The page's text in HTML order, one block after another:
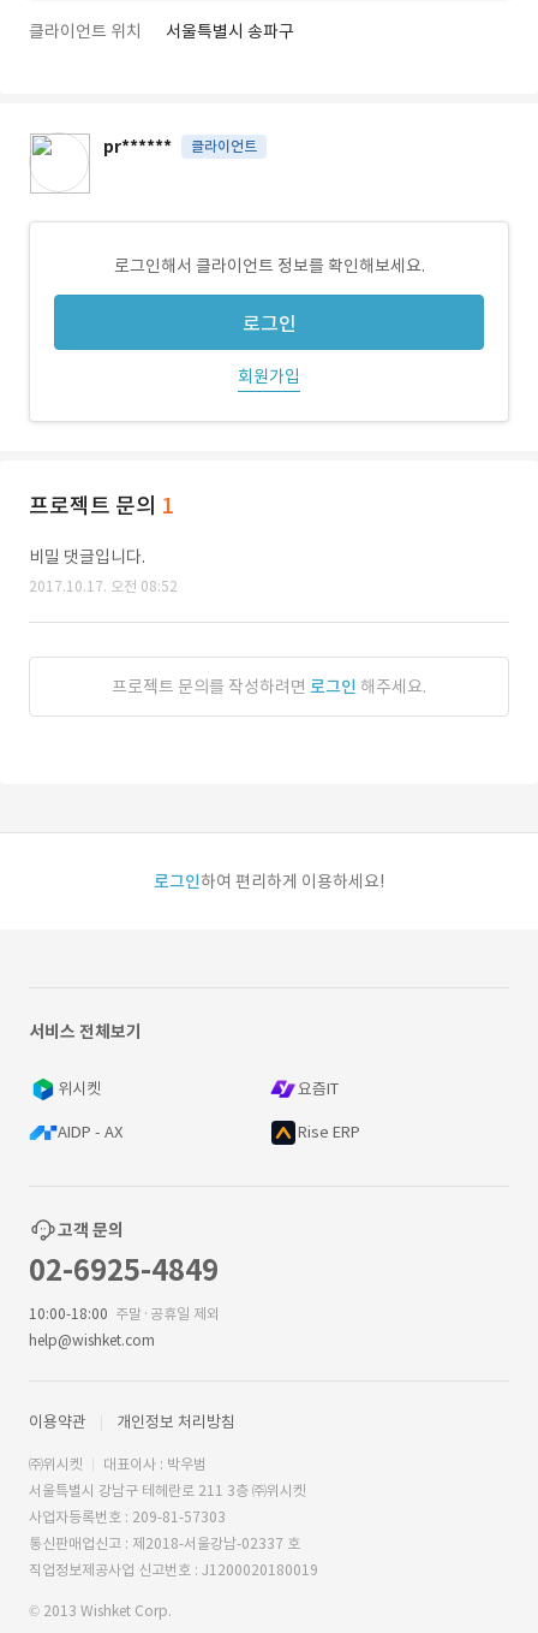
클라이언트 위치 서울특별시 송파구
pr****** 클라이언트
로그인해서 클라이언트 정보를 확인해보세요.
로그인
회원가입
프로젝트 문의 1
비밀 댓글입니다.
2017.10.17. 오전 08:52
프로젝트 문의를 작성하려면 로그인 해주세요.
로그인하여 편리하게 이용하세요!
서비스 전체보기
위시켓 요즘IT
AIDP - AX Rise ERP
고객 문의
02-6925-4849
10:00-18:00 주말·공휴일 제외
help@wishket.com
이용약관 개인정보 처리방침
㈜위시켓
대표이사 : 박우범
서울특별시 강남구 테헤란로 211 3층 ㈜위시켓
사업자등록번호 : 209-81-57303
통신판매업신고 : 제2018-서울강남-02337 호
직업정보제공사업 신고번호 : J1200020180019
© 2013 Wishket Corp.